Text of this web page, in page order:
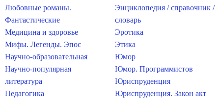
Любовные романы.
Фантастические
Медицина и здоровье
Мифы. Легенды. Эпос
Научно-образовательная
Научно-популярная
литература
Педагогика
Энциклопедия / справочник /
словарь
Эротика
Этика
Юмор
Юмор. Программистов
Юриспруденция
Юриспруденция. Закон акт